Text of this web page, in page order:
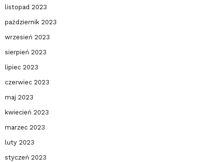
listopad 2023
październik 2023
wrzesień 2023
sierpień 2023
lipiec 2023
czerwiec 2023
maj 2023
kwiecień 2023
marzec 2023
luty 2023
styczeń 2023